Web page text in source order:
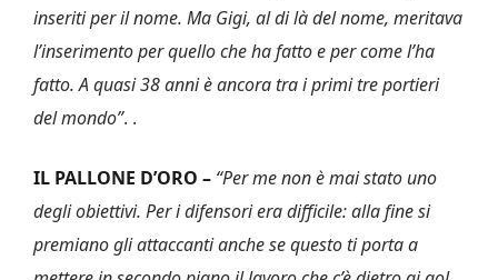
inseriti per il nome. Ma Gigi, al di là del nome, meritava
l’inserimento per quello che ha fatto e per come l’ha
fatto. A quasi 38 anni è ancora tra i primi tre portieri
del mondo”. .
IL PALLONE D’ORO – “Per me non è mai stato uno
degli obiettivi. Per i difensori era difficile: alla fine si
premiano gli attaccanti anche se questo ti porta a